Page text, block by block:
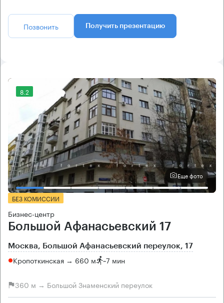
Позвонить Получить презентацию
8.2
Еще фото
БЕЗ КОМИССИИ
Бизнес-центр
Большой Афанасьевский 17
Москва, Большой Афанасьевский переулок, 17
Кропоткинская → 660 м ~7 мин
360 м → Большой Знаменский переулок